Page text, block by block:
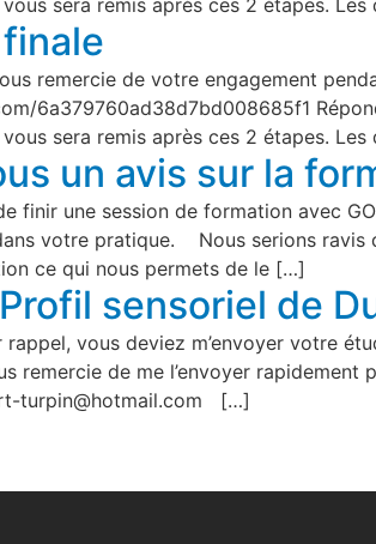
remercie de votre engagement
6a379760ad38d7bd008685f1
sera remis après ces 2 étapes.
un avis sur la
finir une session de formation avec
votre pratique. Nous serions
ce qui nous permets de le […]
sensoriel de
vous deviez m’envoyer votre
remercie de me l’envoyer
turpin@hotmail.com […]